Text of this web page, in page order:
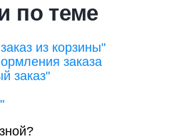
по теме
из корзины"
заказа
заказ"